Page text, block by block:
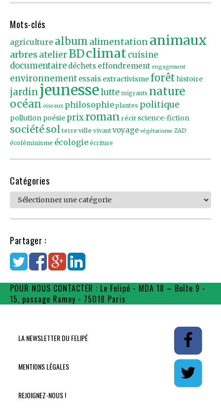
Mots-clés
agriculture album alimentationanimaux
arbres atelierBDclimatcuisine
documentaire déchets effondrement engagement
environnement essais extractivisme forêthistoire
jardin jeunesselutte migrants nature
océan oiseaux philosophie plantes politique
pollution poésie prixroman récit science-fiction
sociétésol terre ville vivant voyage végétarisme ZAD
écoféminisme écologie écriture
Catégories
Catégories
Partager :
POUR NOUS CONTACTER : Le Felipé - MDA 18 – Boîte 9 -
15, passage Ramey - 75018 Paris
LA NEWSLETTER DU FELIPÉ
MENTIONS LÉGALES
REJOIGNEZ-NOUS !